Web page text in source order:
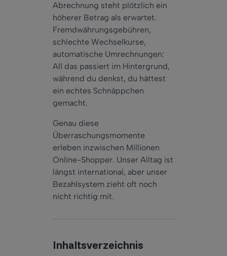
Abrechnung steht plötzlich ein
höherer Betrag als erwartet.
Fremdwährungsgebühren,
schlechte Wechselkurse,
automatische Umrechnungen:
All das passiert im Hintergrund,
während du denkst, du hättest
ein echtes Schnäppchen
gemacht.
Genau diese
Überraschungsmomente
erleben inzwischen Millionen
Online-Shopper. Unser Alltag ist
längst international, aber unser
Bezahlsystem zieht oft noch
nicht richtig mit.
Inhaltsverzeichnis